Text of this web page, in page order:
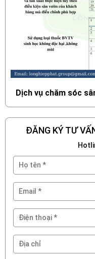
Dịch vụ chăm sóc
ĐĂNG KÝ TƯ